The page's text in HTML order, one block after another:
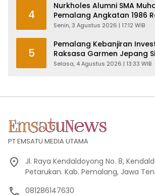
4
Nurkholes Alumni SMA
Pemalang Angkatan 1986
Plt Bupati, Inilah Pesan
Senin, 3 Agustus 2026 | 17:12 WIB
5
Pemalang Kebanjiran
Raksasa Garmen Jepang
Pabrik dan Serap Ribuan
Selasa, 4 Agustus 2026 | 13:33 WIB
PT EMSATU MEDIA UTAMA
Jl. Raya Kendaldoyong No. 8,
Petarukan. Kab. Pemalang, Jawa
081286147630